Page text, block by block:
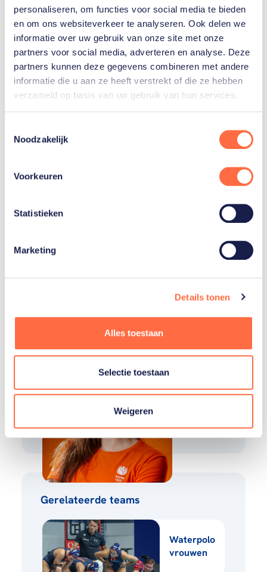
personaliseren, om functies voor social media te bieden
en om ons websiteverkeer te analyseren. Ook delen we
informatie over uw gebruik van onze site met onze
partners voor social media, adverteren en analyse. Deze
partners kunnen deze gegevens combineren met andere
informatie die u aan ze heeft verstrekt of die ze hebben
verzameld op basis van uw gebruik van hun services.
Noodzakelijk
Voorkeuren
Statistieken
Marketing
Details tonen
Alles toestaan
Selectie toestaan
Weigeren
in Japan kwalificeren voor de Olympische
Sloot
Toon alle 14
Gerelateerde teams
Waterpolo
vrouwen